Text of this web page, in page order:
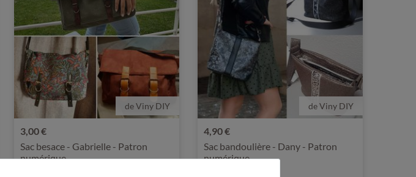
de Viny DIY
3,00 €
Sac besace - Gabrielle - Patron
numérique
de Viny DIY
4,90 €
Sac bandoulière - Dany - Patron
numérique